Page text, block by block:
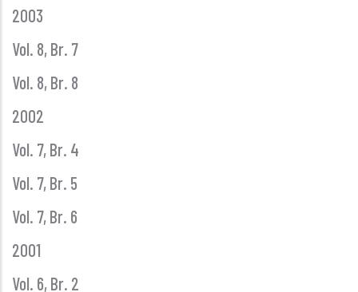
2003
Vol. 8, Br. 7
Vol. 8, Br. 8
2002
Vol. 7, Br. 4
Vol. 7, Br. 5
Vol. 7, Br. 6
2001
Vol. 6, Br. 2